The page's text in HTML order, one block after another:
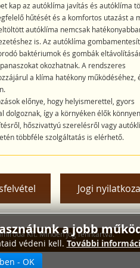
kap az autóklíma javítás és autóklíma
hűtését és a komfortos utazást a
autóklíma nemcsak
is. Az autóklíma
baktériumok és gombák
okozhatnak. A rendszeres
a klíma hatékony működéséhez,
előnye, hogy helyismerettel, gyors
így a környéken élők
hőszivattyú szerelésről vagy
többféle szolgáltatás is elérhető.
Jogi
a jobb
védeni kell. További
- OK
Kft. Minden jog fenntartva.